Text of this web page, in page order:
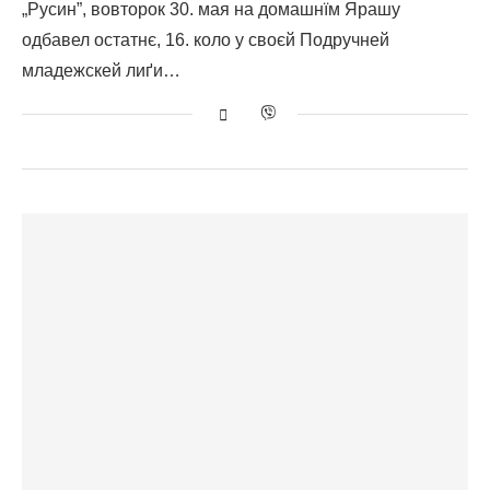
„Русин”, вовторок 30. мая на домашнїм Ярашу
одбавел остатнє, 16. коло у своєй Подручней
младежскей лиґи…